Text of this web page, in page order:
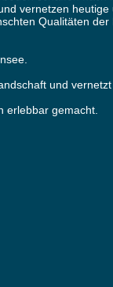
vernetzen
Qualitäten
und
erlebbar gemacht.